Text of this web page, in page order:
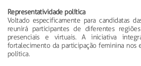
Representatividade política
Voltado especificamente para candidatas
reunirá participantes de diferentes
presenciais e virtuais. A iniciativa
fortalecimento da participação feminina nos
política.